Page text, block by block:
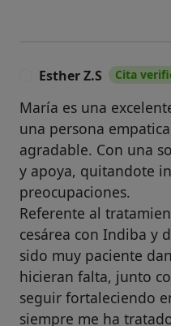
Esther Z.S Cita
María es una
una persona
agradable. Con una
y apoya, quitandote
preocupaciones.
Referente al
cesárea con Indiba y
sido muy paciente
hicieran falta, junto
seguir fortaleciendo
siempre me ha